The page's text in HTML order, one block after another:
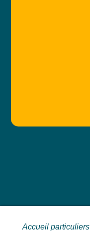
Accueil particuliers